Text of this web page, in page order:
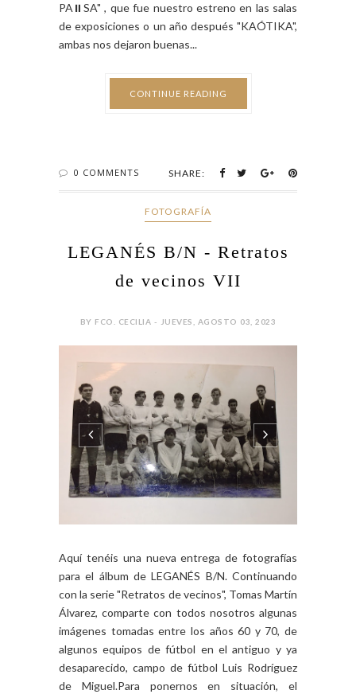
PA⏸SA" , que fue nuestro estreno en las salas
de exposiciones o un año después "KAÓTIKA",
ambas nos dejaron buenas...
CONTINUE READING
0 COMMENTS SHARE:
FOTOGRAFÍA
LEGANÉS B/N - Retratos
de vecinos VII
BY FCO. CECILIA - JUEVES, AGOSTO 03, 2023
Aquí tenéis una nueva entrega de fotografías
para el álbum de LEGANÉS B/N. Continuando
con la serie "Retratos de vecinos", Tomas Martín
Álvarez, comparte con todos nosotros algunas
imágenes tomadas entre los años 60 y 70, de
algunos equipos de fútbol en el antiguo y ya
desaparecido, campo de fútbol Luis Rodríguez
de Miguel.Para ponernos en situación, el